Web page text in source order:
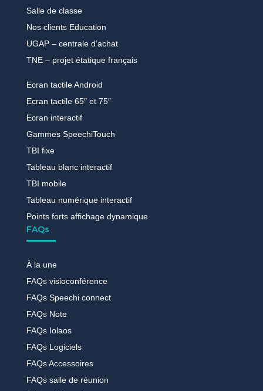
Salle de classe
Nos clients Education
UGAP – centrale d’achat
TNE – projet étatique français
Ecran tactile Android
Ecran tactile 65″ et 75″
Ecran interactif
Gammes SpeechiTouch
TBI fixe
Tableau blanc interactif
TBI mobile
Tableau numérique interactif
Points forts affichage dynamique
FAQs
À la une
FAQs visioconférence
FAQs Speechi connect
FAQs Note
FAQs Iolaos
FAQs Logiciels
FAQs Accessoires
FAQs salle de réunion